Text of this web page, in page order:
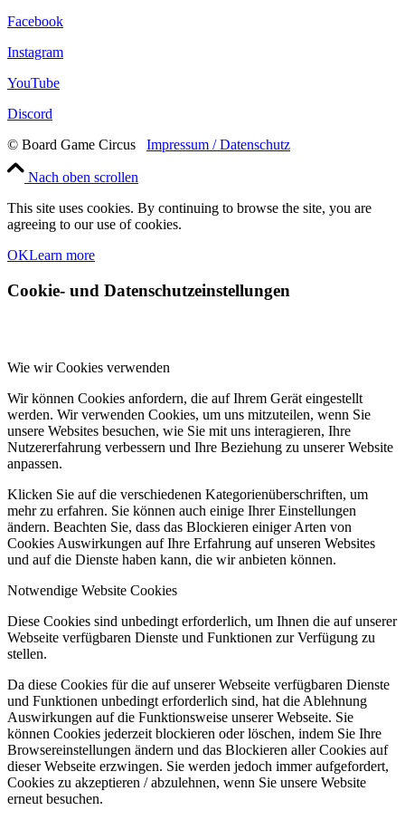
Facebook
Instagram
YouTube
Discord
© Board Game Circus Impressum / Datenschutz
Nach oben scrollen
This site uses cookies. By continuing to browse the site, you are
agreeing to our use of cookies.
OKLearn more
Cookie- und Datenschutzeinstellungen
Wie wir Cookies verwenden
Wir können Cookies anfordern, die auf Ihrem Gerät eingestellt
werden. Wir verwenden Cookies, um uns mitzuteilen, wenn Sie
unsere Websites besuchen, wie Sie mit uns interagieren, Ihre
Nutzererfahrung verbessern und Ihre Beziehung zu unserer Website
anpassen.
Klicken Sie auf die verschiedenen Kategorienüberschriften, um
mehr zu erfahren. Sie können auch einige Ihrer Einstellungen
ändern. Beachten Sie, dass das Blockieren einiger Arten von
Cookies Auswirkungen auf Ihre Erfahrung auf unseren Websites
und auf die Dienste haben kann, die wir anbieten können.
Notwendige Website Cookies
Diese Cookies sind unbedingt erforderlich, um Ihnen die auf unserer
Webseite verfügbaren Dienste und Funktionen zur Verfügung zu
stellen.
Da diese Cookies für die auf unserer Webseite verfügbaren Dienste
und Funktionen unbedingt erforderlich sind, hat die Ablehnung
Auswirkungen auf die Funktionsweise unserer Webseite. Sie
können Cookies jederzeit blockieren oder löschen, indem Sie Ihre
Browsereinstellungen ändern und das Blockieren aller Cookies auf
dieser Webseite erzwingen. Sie werden jedoch immer aufgefordert,
Cookies zu akzeptieren / abzulehnen, wenn Sie unsere Website
erneut besuchen.